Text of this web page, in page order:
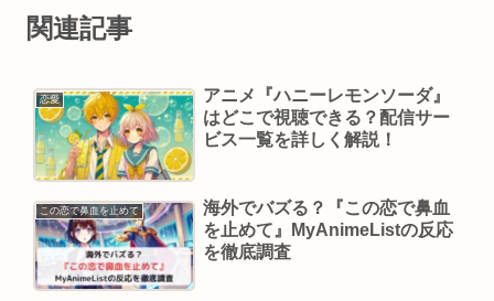
関連記事
恋愛
アニメ『ハニーレモンソーダ』
はどこで視聴できる？配信サー
ビス一覧を詳しく解説！
この恋で鼻血を止めて
海外でバズる？『この恋で鼻血
を止めて』MyAnimeListの反応
を徹底調査